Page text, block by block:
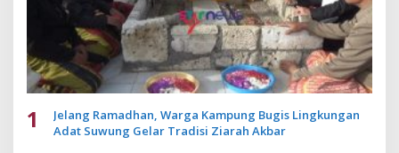
1
Jelang Ramadhan, Warga Kampung Bugis Lingkungan
Adat Suwung Gelar Tradisi Ziarah Akbar